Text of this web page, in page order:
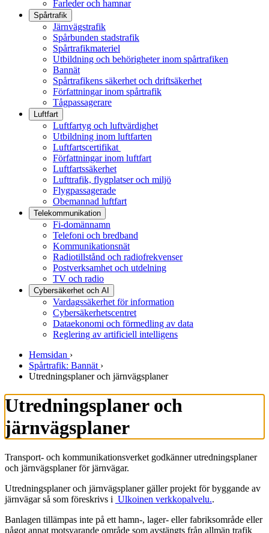
Farleder och hamnar
Spårtrafik
Järnvägstrafik
Spårbunden stadstrafik
Spårtrafikmateriel
Utbildning och behörigheter inom spårtrafiken
Bannät
Spårtrafikens säkerhet och driftsäkerhet
Författningar inom spårtrafik
Tågpassagerare
Luftfart
Luftfartyg och luftvärdighet
Utbildning inom luftfarten
Luftfartscertifikat
Författningar inom luftfart
Luftfartssäkerhet
Lufttrafik, flygplatser och miljö
Flygpassagerade
Obemannad luftfart
Telekommunikation
Fi-domännamn
Telefoni och bredband
Kommunikationsnät
Radiotillstånd och radiofrekvenser
Postverksamhet och utdelning
TV och radio
Cybersäkerhet och AI
Vardagssäkerhet för information
Cybersäkerhetscentret
Dataekonomi och förmedling av data
Reglering av artificiell intelligens
Hemsidan ›
Spårtrafik: Bannät ›
Utredningsplaner och järnvägsplaner
Utredningsplaner och
järnvägsplaner
Transport- och kommunikationsverket godkänner utredningsplaner
och järnvägsplaner för järnvägar.
Utredningsplaner och järnvägsplaner gäller projekt för byggande av
järnvägar så som föreskrivs i Ulkoinen verkkopalvelu..
Banlagen tillämpas inte på ett hamn-, lager- eller fabriksområde eller
något annat motsvarande område som avstängts från allmän trafik